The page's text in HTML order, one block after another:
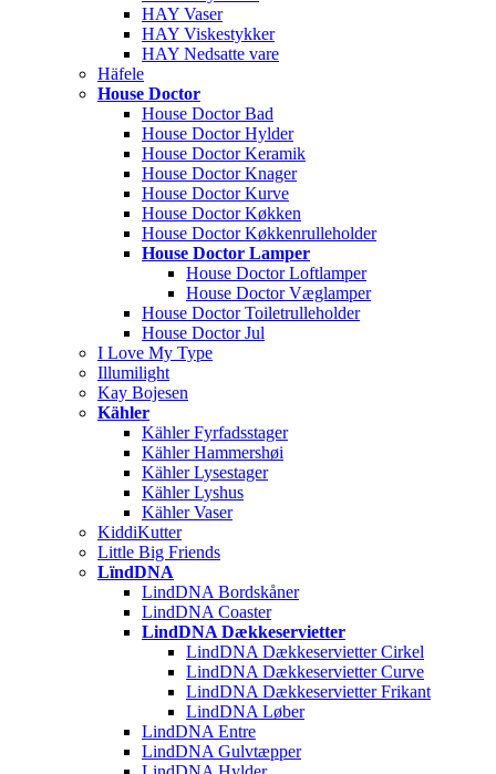
HAY Vaser
HAY Viskestykker
HAY Nedsatte vare
Häfele
House Doctor
House Doctor Bad
House Doctor Hylder
House Doctor Keramik
House Doctor Knager
House Doctor Kurve
House Doctor Køkken
House Doctor Køkkenrulleholder
House Doctor Lamper
House Doctor Loftlamper
House Doctor Væglamper
House Doctor Toiletrulleholder
House Doctor Jul
I Love My Type
Illumilight
Kay Bojesen
Kähler
Kähler Fyrfadsstager
Kähler Hammershøi
Kähler Lysestager
Kähler Lyshus
Kähler Vaser
KiddiKutter
Little Big Friends
LïndDNA
LindDNA Bordskåner
LindDNA Coaster
LindDNA Dækkeservietter
LindDNA Dækkeservietter Cirkel
LindDNA Dækkeservietter Curve
LindDNA Dækkeservietter Frikant
LindDNA Løber
LindDNA Entre
LindDNA Gulvtæpper